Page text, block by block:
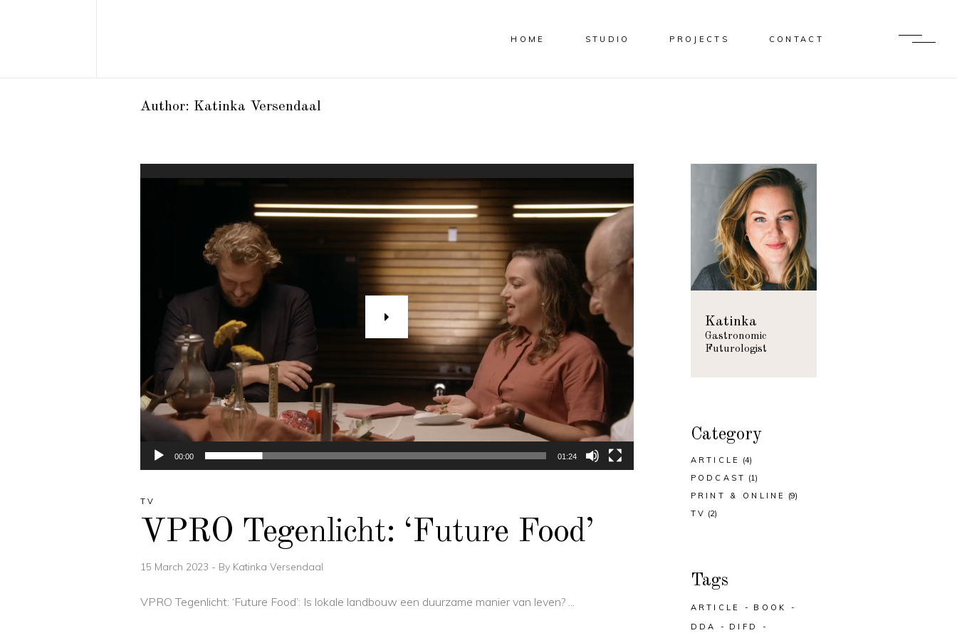
HOME STUDIO PROJECTS CONTACT
Author: Katinka Versendaal
00:00 01:24
TV
VPRO Tegenlicht: ‘Future Food’
15 March 2023 By Katinka Versendaal
VPRO Tegenlicht: ‘Future Food’: Is lokale landbouw een duurzame manier van leven?
Katinka
Gastronomic
Futurologist
Category
ARTICLE
(4)
PODCAST (1)
PRINT & ONLINE
(9)
TV (2)
Tags
ARTICLE
BOOK
DDA
DIFD